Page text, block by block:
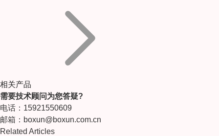
相关产品
需要技术顾问为您答疑?
电话：15921550609
邮箱：boxun@boxun.com.cn
Related Articles